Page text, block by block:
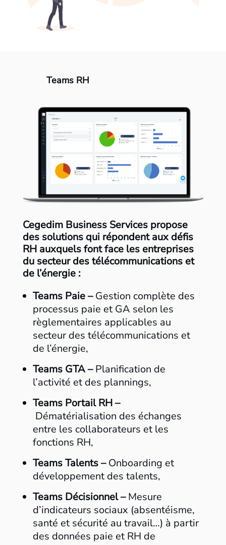
Teams RH
CegedimBusiness Services propose
des solutions qui répondent aux défis
RH auxquels font face les entreprises
du secteur des télécommunications et
de l’énergie :
Teams Paie –Gestion complète des
processus paie et GA selon les
règlementaires applicables au
secteur des télécommunications et
de l’énergie,​​
Teams GTA –Planification de
l’activité et des plannings,​​
Teams Portail RH –
Dématérialisation des échanges
entre les collaborateurs et les
fonctions RH,​​
Teams Talents –Onboarding et
développement des talents,​​
Teams Décisionnel –Mesure
d’indicateurs sociaux (absentéisme,
santé et sécurité au travail…) à partir
des données paie et RH de